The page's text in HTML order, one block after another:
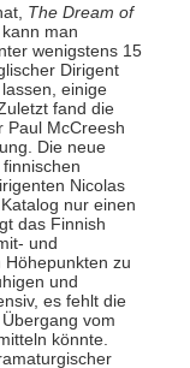
The Dream of
man
wenigstens 15
Dirigent
einige
fand die
Paul McCreesh
Die neue
Nicolas
nur einen
das Finnish
und
zu
und
es fehlt die
vom
könnte.